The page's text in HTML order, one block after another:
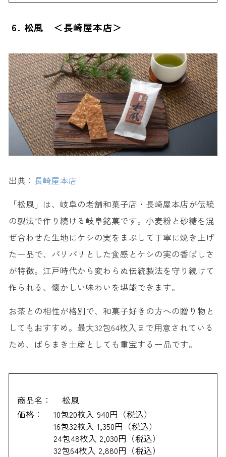
6. 松風 ＜長崎屋本店＞
出典： 長崎屋本店
「松風」は、岐阜の老舗和菓子店・長崎屋本店が伝統
の製法で作り続ける岐阜銘菓です。小麦粉と砂糖を混
ぜ合わせた生地にケシの実をまぶして丁寧に焼き上げ
た一品で、パリパリとした食感とケシの実の香ばしさ
が特徴。江戸時代から変わらぬ伝統製法を守り続けて
作られる、懐かしい味わいを堪能できます。
お茶との相性が格別で、和菓子好きの方への贈り物と
してもおすすめ。最大32包64枚入まで用意されている
ため、ばらまき土産としても重宝する一品です。
商品名：
松風
価格：
10包20枚入 940円（税込）
16包32枚入 1,350円（税込）
24包48枚入 2,030円（税込）
32包64枚入 2,880円（税込）